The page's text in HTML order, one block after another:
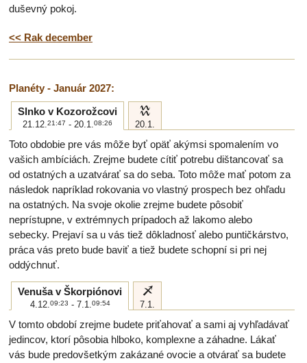
duševný pokoj.
<< Rak december
Planéty - Január 2027:
Slnko v Kozorožcovi
21.12.21:47 - 20.1.08:26
k
20.1.
Toto obdobie pre vás môže byť opäť akýmsi spomalením vo
vašich ambíciách. Zrejme budete cítiť potrebu dištancovať sa
od ostatných a uzatvárať sa do seba. Toto môže mať potom za
následok napríklad rokovania vo vlastný prospech bez ohľadu
na ostatných. Na svoje okolie zrejme budete pôsobiť
neprístupne, v extrémnych prípadoch až lakomo alebo
sebecky. Prejaví sa u vás tiež dôkladnosť alebo puntičkárstvo,
práca vás preto bude baviť a tiež budete schopní si pri nej
oddýchnuť.
Venuša v Škorpiónovi
4.12.09:23 - 7.1.09:54
i
7.1.
V tomto období zrejme budete priťahovať a sami aj vyhľadávať
jedincov, ktorí pôsobia hlboko, komplexne a záhadne. Lákať
vás bude predovšetkým zakázané ovocie a otvárať sa budete